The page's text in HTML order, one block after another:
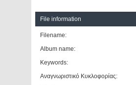
File information
Filename:
Album name:
Keywords:
Αναγνωριστικό Κυκλοφορίας: